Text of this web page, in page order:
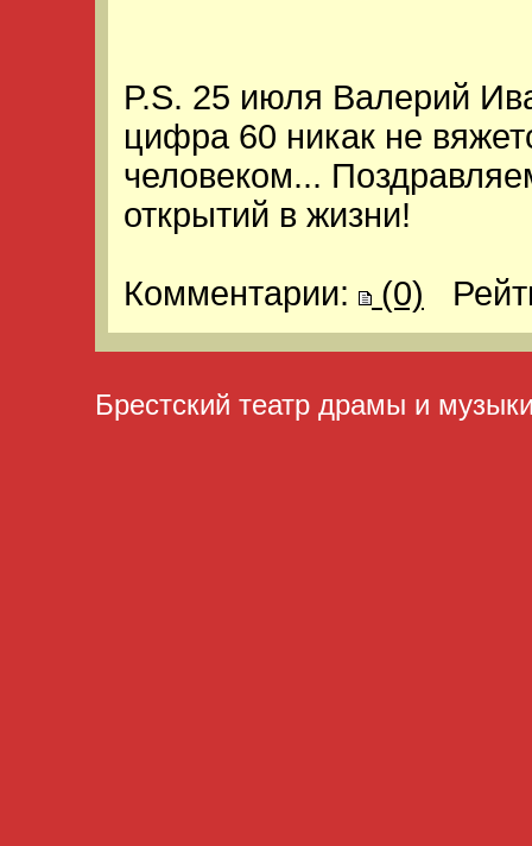
P.S. 25 июля Валерий
цифра 60 никак не
человеком...
открытий в жизни!
Комментарии: (0)
Брестский театр драмы и